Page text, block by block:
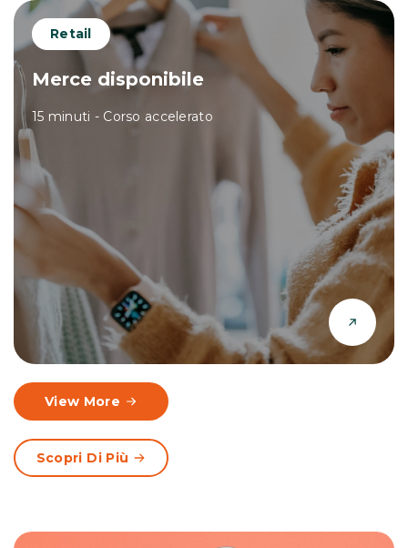
Retail
Merce disponibile
15 minuti - Corso accelerato
View More
Scopri Di Più